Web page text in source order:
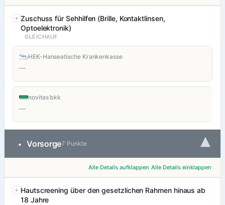
Zuschuss für Sehhilfen (Brille, Kontaktlinsen,
Optoelektronik)
GLEICHAUF
HEK-Hanseatische Krankenkasse
—
novitas bkk
—
• Vorsorge7 Punkte ▾
Alle Details aufklappen Alle Details einklappen
Hautscreening über den gesetzlichen Rahmen hinaus ab
18 Jahre